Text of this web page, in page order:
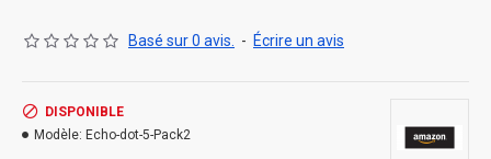
Basé sur 0 avis. - Écrire un avis
DISPONIBLE
Modèle: Echo-dot-5-Pack2